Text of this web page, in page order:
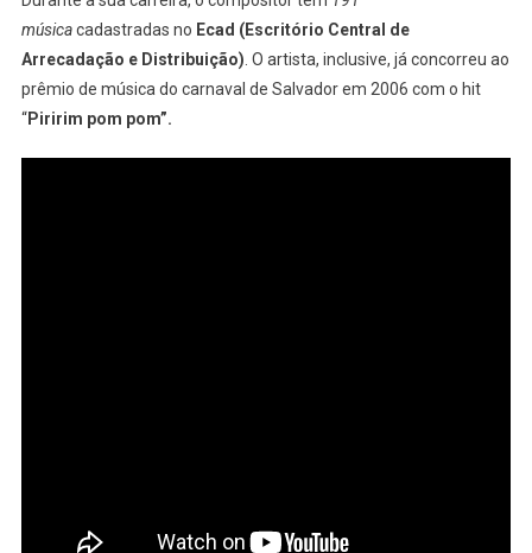
músicacadastradas no Ecad (Escritório Central de
Arrecadação e Distribuição) . O artista, inclusive, já concorreu ao
prêmio de música do carnaval de Salvador em 2006 com o hit
“Piririm pom pom”.